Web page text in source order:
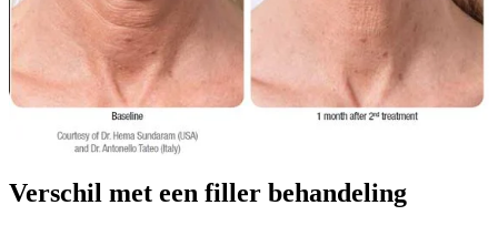
Verschil met een filler behandeling